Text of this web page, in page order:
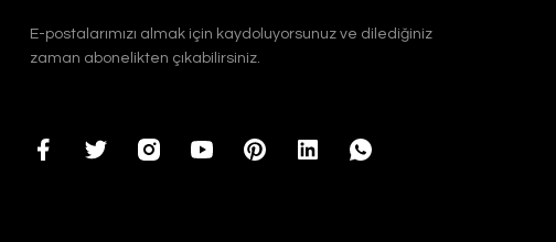
E-postalarımızı almak için kaydoluyorsunuz ve dilediğiniz
zaman abonelikten çıkabilirsiniz.